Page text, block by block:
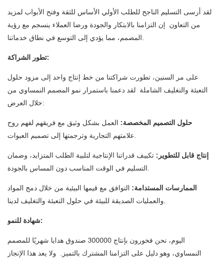
لقد أرسى التسليم الناجح للطلب الأولي الأساس للثقة وفتح الأبواب لمزيد
من التعاون إن التزامنا بالابتكار والجودة ورضا العملاء ينسجم مع رؤية
المصمم، مما يؤدي إلى التوسع في نطاق خدماتنا.
تطور الشراكة:
على مر السنين، تطورت شراكتنا من خط إنتاج واحد إلى مزود حلول
التعبئة والتغليف الشاملة لقد دعمنا باستمرار نمو المصمم النمساوي من
خلال العرض:
حلول التصميم المخصصة: العمل بشكل وثيق مع فريقهم لفهم روح
علامتهم التجارية وترجمتها إلى تصميم العبوات.
إنتاج قابل للتطوير: تكييف قدراتنا الإنتاجية لتلبية الطلب المتزايد، وضمان
التسليم في الوقت المناسب دون المساس بالجودة.
الممارسات المستدامة: التوافق مع قيمها البيئية من خلال دمج المواد
والعمليات الصديقة للبيئة في حلول التعبئة والتغليف لدينا.
شهادة للنمو:
اليوم، نحن فخورون بإنتاج 300000 صندوق هدايا شهريًا للمصمم
النمساوي، وهو دليل على التزامنا المشترك بالتميز. ولا يعد هذا الإنجاز